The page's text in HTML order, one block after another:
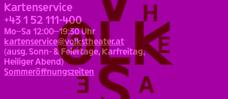
Kartenservice
+43 1 52 111-400
Mo–Sa 12:00–19:30 Uhr
kartenservice@volkstheater.at
(ausg. Sonn- & Feiertage, Karfreitag,
Heiliger Abend)
Sommeröffnungszeiten